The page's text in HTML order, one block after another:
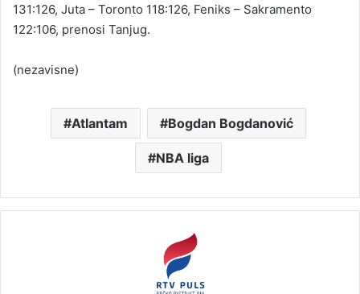
131:126, Juta – Toronto 118:126, Feniks – Sakramento
122:106, prenosi Tanjug.
(nezavisne)
Atlantam Bogdan Bogdanović
NBA liga